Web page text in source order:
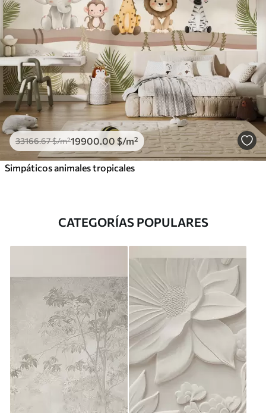
33166.67$/m²19900 .00 $/m²
Simpáticos animales tropicales
CATEGORÍAS POPULARES